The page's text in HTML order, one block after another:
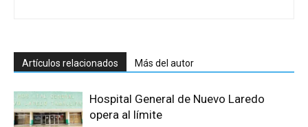
Artículos relacionados Más del autor
Hospital General de Nuevo Laredo
opera al límite